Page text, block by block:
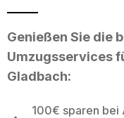
Genießen Sie die
Umzugsservices
Gladbach:
100€ sparen bei